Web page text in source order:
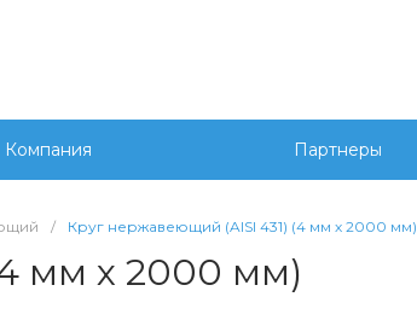
Компания Партнеры
/ Круг нержавеющий (AISI 431) (4 мм х 2000 мм)
мм х 2000 мм)